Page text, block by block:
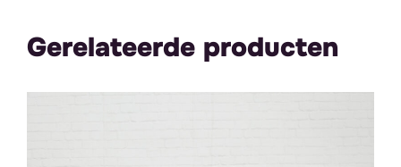
Gerelateerde producten